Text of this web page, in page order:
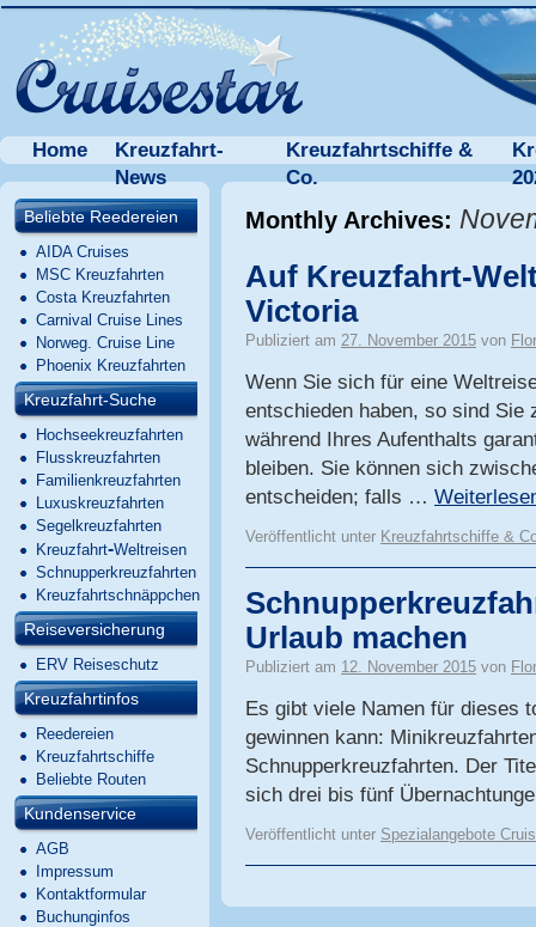
Home
Kreuzfahrt-
News
Kreuzfahrtschiffe &
Co.
Beliebte Reedereien
AIDA Cruises
MSC Kreuzfahrten
Costa Kreuzfahrten
Carnival Cruise Lines
Norweg. Cruise Line
Phoenix Kreuzfahrten
Kreuzfahrt-Suche
Hochseekreuzfahrten
Flusskreuzfahrten
Familienkreuzfahrten
Luxuskreuzfahrten
Segelkreuzfahrten
Kreuzfahrt-Weltreisen
Schnupperkreuzfahrten
Kreuzfahrtschnäppchen
Reiseversicherung
ERV Reiseschutz
Kreuzfahrtinfos
Reedereien
Kreuzfahrtschiffe
Beliebte Routen
Kundenservice
AGB
Impressum
Kontaktformular
Buchunginfos
Monthly Archives:
Auf Kreuzfahrt-
Victoria
Publiziert am 27. November 2015 von
Wenn Sie sich für eine
entschieden haben, so sind Sie
während Ihres Aufenthalts
bleiben. Sie können sich
entscheiden; falls …
Veröffentlicht unter Kreuzfahrtschiffe &
Urlaub machen
Publiziert am 12. November 2015 von
Es gibt viele Namen für dieses
gewinnen kann:
Schnupperkreuzfahrten. Der
sich drei bis fünf
Veröffentlicht unter Spezialangebote